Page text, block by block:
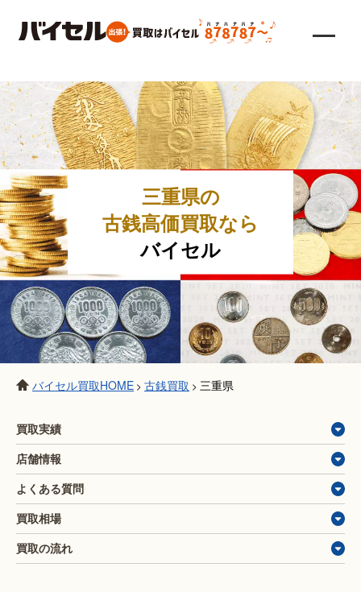
三重県の
古銭高価買取なら
バイセル
バイセル買取HOME > 古銭買取 > 三重県
買取実績
店舗情報
よくある質問
買取相場
買取の流れ